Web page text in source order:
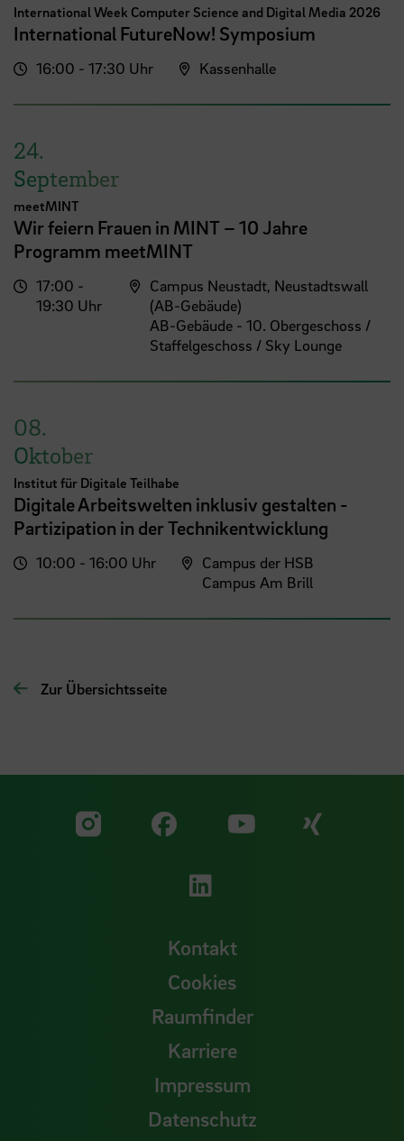
International Week Computer Science and Digital Media 2026
International FutureNow! Symposium
16:00 - 17:30 Uhr Kassenhalle
24.
September
meetMINT
Wir feiern Frauen in MINT – 10 Jahre
Programm meetMINT
17:00 -
19:30 Uhr
Campus Neustadt, Neustadtswall
(AB-Gebäude)
AB-Gebäude - 10. Obergeschoss /
Staffelgeschoss / Sky Lounge
08.
Oktober
Institut für Digitale Teilhabe
Digitale Arbeitswelten inklusiv gestalten -
Partizipation in der Technikentwicklung
10:00 - 16:00 Uhr
Campus der HSB
Campus Am Brill
Zur Übersichtsseite
Zu unserer Facebook
Zu
Zu unserer
Kontakt
Cookies
Raumfinder
Karriere
Impressum
Datenschutz